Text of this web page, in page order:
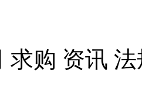
求购 资讯 法